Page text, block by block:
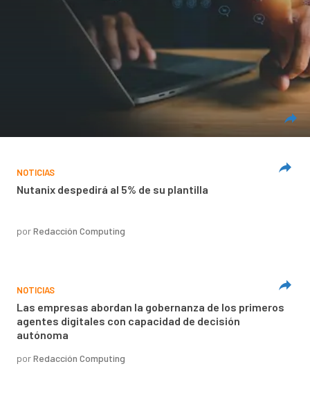
NOTICIAS
Nutanix despedirá al 5% de su plantilla
porRedacción Computing
NOTICIAS
Las empresas abordan la gobernanza de los primeros
agentes digitales con capacidad de decisión
autónoma
porRedacción Computing